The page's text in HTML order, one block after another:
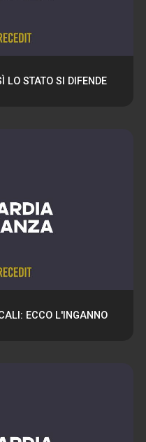
LO STATO SI DIFENDE
ECCO L'INGANNO